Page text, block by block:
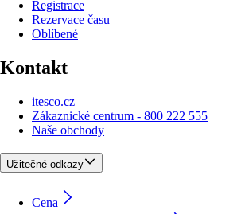
Registrace
Rezervace času
Oblíbené
Kontakt
itesco.cz
Zákaznické centrum - 800 222 555
Naše obchody
Užitečné odkazy
Cena